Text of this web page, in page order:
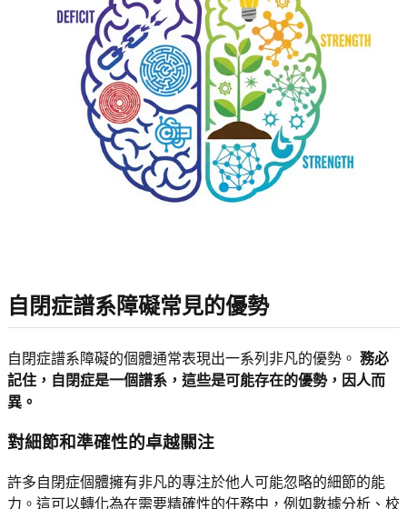
自閉症譜系障礙常見的優勢
自閉症譜系障礙的個體通常表現出一系列非凡的優勢。 務必
記住，自閉症是一個譜系，這些是可能存在的優勢，因人而
異。
對細節和準確性的卓越關注
許多自閉症個體擁有非凡的專注於他人可能忽略的細節的能
力。這可以轉化為在需要精確性的任務中，例如數據分析、校